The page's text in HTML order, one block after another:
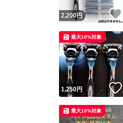
2,200円
1,250円
最大10%対象
最大10%対象